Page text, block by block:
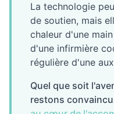
La technologie
de soutien, mais
chaleur d'une
d'une infirmière
régulière d'une
Quel que soit
restons